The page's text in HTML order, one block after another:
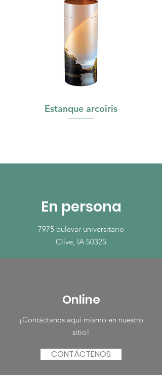
Estanque arcoiris
En persona
7975 bulevar universitario
Clive, IA 50325
Online
¡Contáctanos aquí mismo en nuestro
sitio!
CONTÁCTENOS